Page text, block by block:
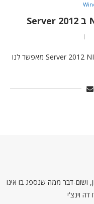
הסבר וביצוע NIC Teaming ב Server 2012 NIC Teaming מאפשר לנו
ושום-דבר ממה שנספג בו אינו
דה וינצ'י